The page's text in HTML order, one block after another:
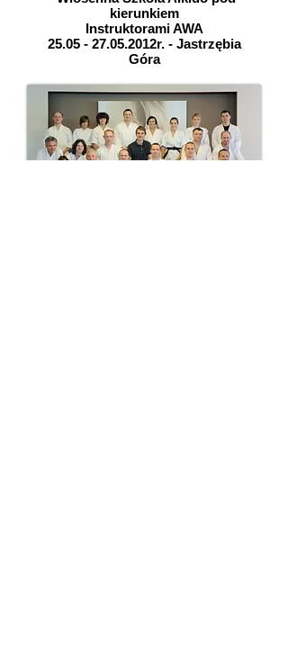
kierunkiem
Instruktorami AWA
25.05 - 27.05.2012r. - Jastrzębia
Góra